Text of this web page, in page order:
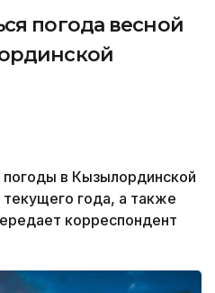
погода весной
погоды в Кызылординской
текущего года, а также
корреспондент